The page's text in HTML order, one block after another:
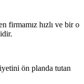
firmamız hızlı ve bir o
ön planda tutan